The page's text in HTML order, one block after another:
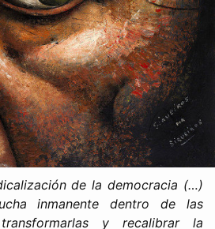
de la democracia (…)
inmanente dentro de las
y recalibrar la